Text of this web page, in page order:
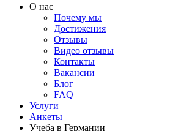
О нас
Почему мы
Достижения
Отзывы
Видео отзывы
Контакты
Вакансии
Блог
FAQ
Услуги
Анкеты
Учеба в Германии